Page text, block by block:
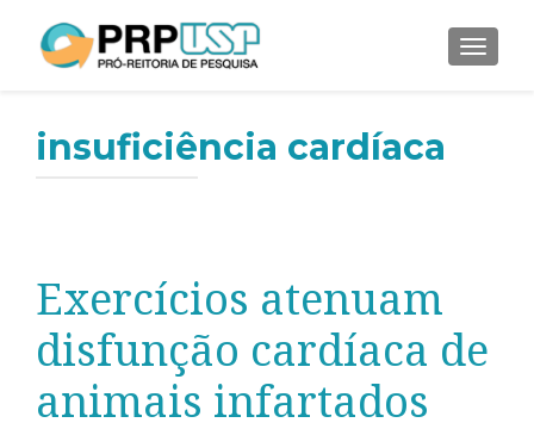
insuficiência cardíaca
Exercícios atenuam
disfunção cardíaca de
animais infartados